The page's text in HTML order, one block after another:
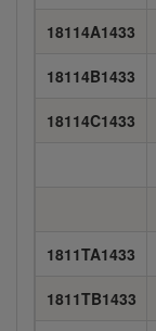
18114A1433
18114B1433
18114C1433
1811TA1433
1811TB1433